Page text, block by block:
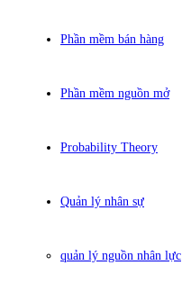
Phần mềm bán hàng
Phần mềm nguồn mở
Probability Theory
Quản lý nhân sự
quản lý nguồn nhân lực